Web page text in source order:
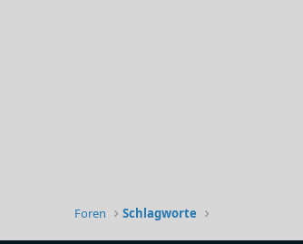
Foren Schlagworte